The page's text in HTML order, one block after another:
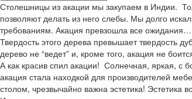
Столешницы из акации мы закупаем в Индии.
позволяют делать из него слебы. Мы долго
требованиям. Акация превзошла все ожидания…
Твердость этого дерева превышает твердость
дерево не “ведет” и, кроме того, акация не
А как красив спил акации! Солнечная, яркая, с
акация стала находкой для производителей
столом, чрезвычайно важна эстетика! Эстетика